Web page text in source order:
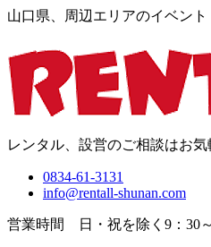
山口県、周辺エリアのイベン
レンタル、設営のご相談はお
0834-61-3131
info@rentall-shunan.com
営業時間 日・祝を除く9：30